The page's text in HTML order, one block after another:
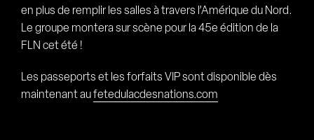
en plus de remplir les salles à travers l’Amérique du Nord.
Le groupe montera sur scène pour la 45e édition de la
FLN cet été !
Les passeports et les forfaits VIP sont disponible dès
maintenant aufetedulacdesnations.com